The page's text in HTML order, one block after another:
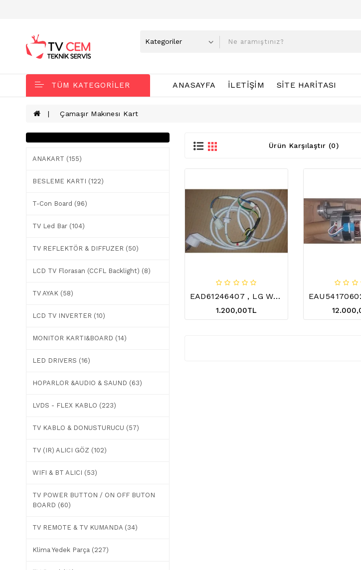
TÜM KATEGORILER ANASAYFA İLETIŞIM SITE HARITASI
Çamaşır Makınesı Kart
ANAKART (155)
BESLEME KARTI (122)
T-Con Board (96)
TV Led Bar (104)
TV REFLEKTÖR & DIFFUZER (50)
LCD TV Florasan (CCFL Backlight) (8)
TV AYAK (58)
LCD TV INVERTER (10)
MONITOR KARTI&BOARD (14)
LED DRIVERS (16)
HOPARLOR &AUDIO & SAUND (63)
LVDS - FLEX KABLO (223)
TV KABLO & DONUSTURUCU (57)
TV (IR) ALICI GÖZ (102)
WIFI & BT ALICI (53)
TV POWER BUTTON / ON OFF BUTON
BOARD (60)
TV REMOTE & TV KUMANDA (34)
Klima Yedek Parça (227)
Ürün Karşılaştır (0)
EAD61246407 , LG WASHING MACHINE POWER CORD
1.200,00TL